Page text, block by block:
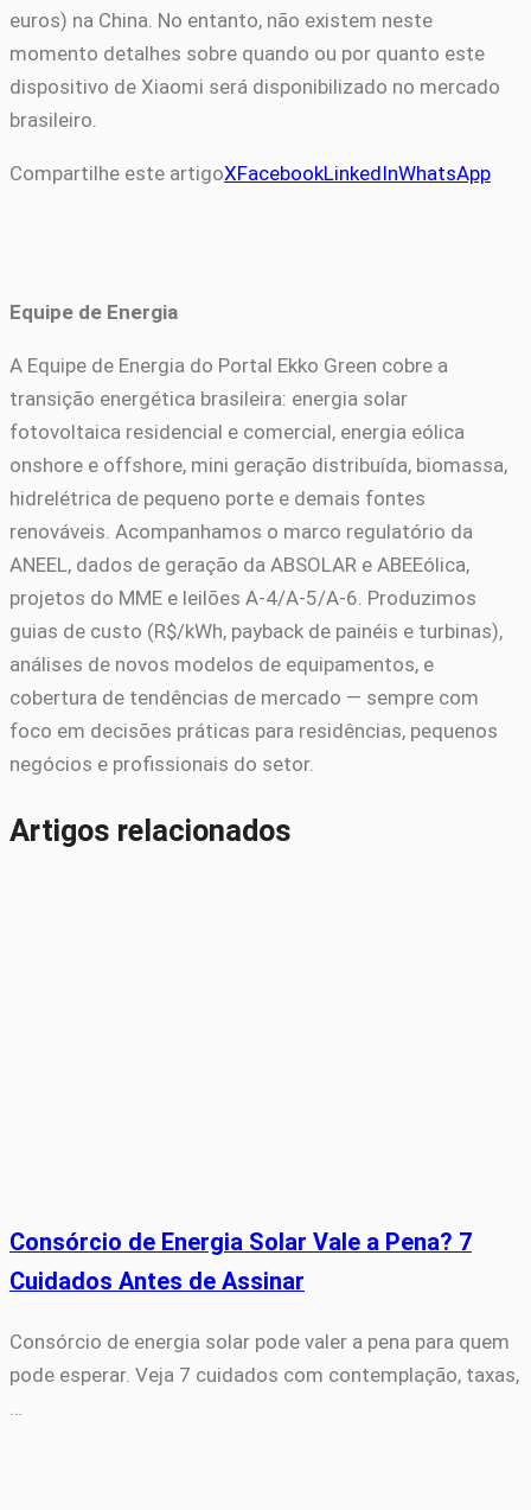
euros) na China. No entanto, não existem neste
momento detalhes sobre quando ou por quanto este
dispositivo de Xiaomi será disponibilizado no mercado
brasileiro.
Compartilhe este artigoXFacebookLinkedInWhatsApp
Equipe de Energia
A Equipe de Energia do Portal Ekko Green cobre a
transição energética brasileira: energia solar
fotovoltaica residencial e comercial, energia eólica
onshore e offshore, mini geração distribuída, biomassa,
hidrelétrica de pequeno porte e demais fontes
renováveis. Acompanhamos o marco regulatório da
ANEEL, dados de geração da ABSOLAR e ABEEólica,
projetos do MME e leilões A-4/A-5/A-6. Produzimos
guias de custo (R$/kWh, payback de painéis e turbinas),
análises de novos modelos de equipamentos, e
cobertura de tendências de mercado — sempre com
foco em decisões práticas para residências, pequenos
negócios e profissionais do setor.
Artigos relacionados
Consórcio de Energia Solar Vale a Pena? 7
Cuidados Antes de Assinar
Consórcio de energia solar pode valer a pena para quem
pode esperar. Veja 7 cuidados com contemplação, taxas,